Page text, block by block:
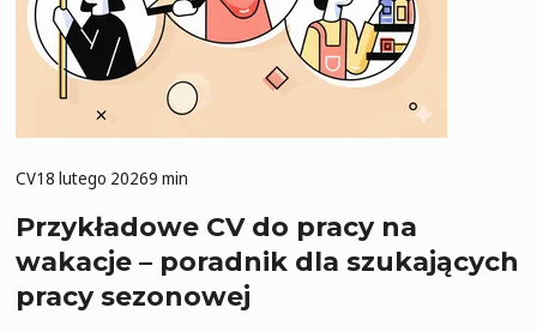
Przykładowe CV do pracy na
wakacje – poradnik dla szukających
pracy sezonowej
CV18 lutego 20269 min